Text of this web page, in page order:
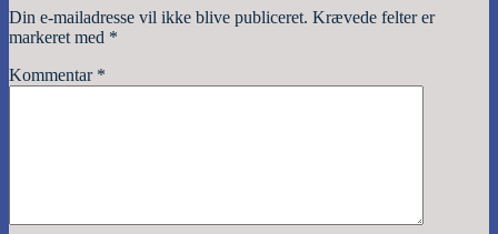
Din e-mailadresse vil ikke blive publiceret. Krævede felter er
markeret med *
Kommentar *